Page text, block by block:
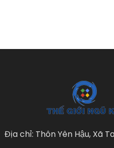
Địa chỉ: Thôn Yên Hậu, Xã